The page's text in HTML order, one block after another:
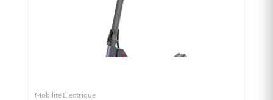
Mobilité Électrique